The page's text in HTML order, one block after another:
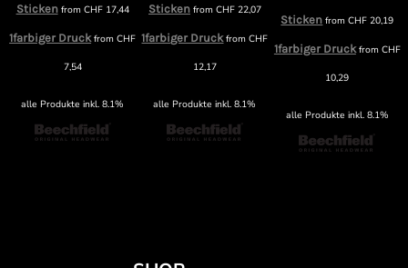
Stickenfrom CHF17,44
1farbiger DruckfromCHF
7,54
alle Produkte inkl. 8.1%
Stickenfrom CHF22,07
1farbiger DruckfromCHF
12,17
alle Produkte inkl. 8.1%
Sticken fromCHF 20,19
1farbiger Druckfrom CHF
10,29
alle Produkte inkl. 8.1%